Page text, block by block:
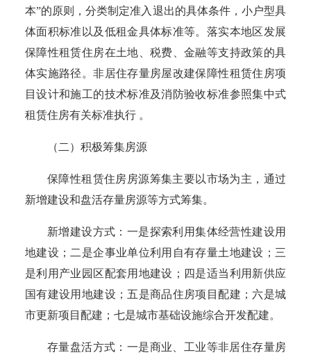
本”的原则，分类制定准入退出的具体条件，小户型具
体面积标准以及低租金具体标准等。落实本地区发展
保障性租赁住房在土地、税费、金融等支持政策的具
体实施路径。非居住存量房屋改建保障性租赁住房项
目设计和施工的技术标准及消防验收标准参照集中式
租赁住房有关标准执行 。
（二）积极筹集房源
保障性租赁住房房源筹集主要以市场为主，通过
新增建设和盘活存量房源等方式筹集。
新增建设方式： 一是探索利用集体经营性建设用
地建设； 二是企事业单位利用自有存量土地建设； 三
是利用产业园区配套用地建设；四是适当利用新供应
国有建设用地建设 ；五是商品住房项目配建； 六是城
市更新项目配建； 七是城市基础设施综合开发配建。
存量盘活方式：一是商业、工业等非居住存量房